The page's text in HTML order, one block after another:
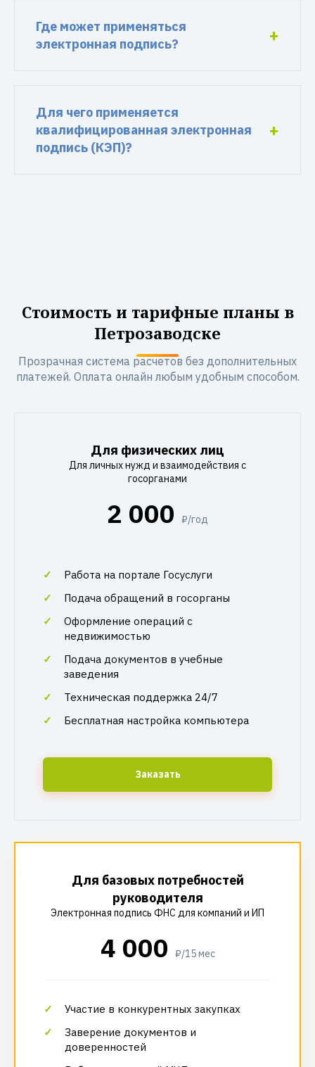
Где может применяться
электронная подпись?
Для чего применяется
квалифицированная электронная
подпись (КЭП)?
Стоимость и тарифные планы в
Петрозаводске
Прозрачная система расчетов без дополнительных
платежей. Оплата онлайн любым удобным способом.
Для физических лиц
Для личных нужд и взаимодействия с
госорганами
2 000 ₽/год
Работа на портале Госуслуги
Подача обращений в госорганы
Оформление операций с
недвижимостью
Подача документов в учебные
заведения
Техническая поддержка 24/7
Бесплатная настройка компьютера
Заказать
Для базовых потребностей
руководителя
Электронная подпись ФНС для компаний и ИП
4 000 ₽/15 мес
Участие в конкурентных закупках
Заверение документов и
доверенностей